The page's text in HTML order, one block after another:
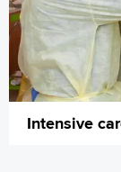
Intensive